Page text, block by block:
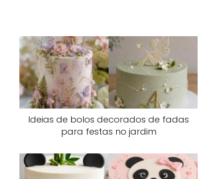
Ideias de bolos decorados de fadas
para festas no jardim